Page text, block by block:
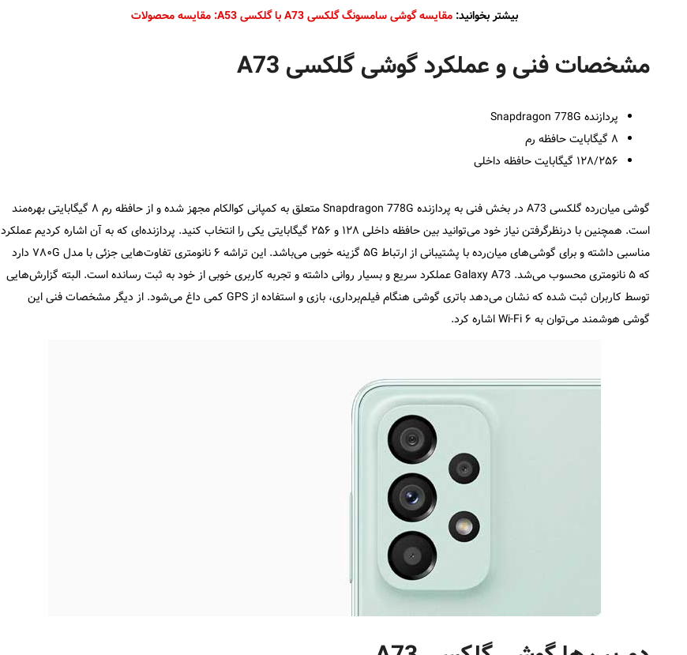
بیشتر بخوانید: مقایسه گوشی سامسونگ گلکسی A73 با گلکسی A53: مقایسه محصولات
مشخصات فنی و عملکرد گوشی گلکسی A73
پردازنده Snapdragon 778G
۸ گیگابایت حافظه رم
۱۲۸/۲۵۶ گیگابایت حافظه داخلی
گوشی میان‌رده گلکسی A73 در بخش فنی به پردازنده Snapdragon 778G متعلق به کمپانی کوالکام مجهز شده و از حافظه رم ۸ گیگابایتی بهره‌مند
است. همچنین با در‌نظرگرفتن نیاز خود می‌توانید بین حافظه داخلی ۱۲۸ و ۲۵۶ گیگابایتی یکی را انتخاب کنید. پردازنده‌ای که به آن اشاره کردیم عملکرد
مناسبی داشته و برای گوشی‌های میان‌رده‌ با پشتیبانی از ارتباط ۵G گزینه خوبی می‌باشد. این تراشه ۶ نانومتری تفاوت‌هایی جزئی با مدل ۷۸۰G دارد
که ۵ نانومتری محسوب می‌شد. Galaxy A73 عملکرد سریع و بسیار روانی داشته و تجربه کاربری خوبی از خود به ثبت رسانده است. البته گزارش‌هایی
توسط کاربران ثبت شده که نشان می‌دهد باتری گوشی هنگام فیلم‌برداری، بازی و استفاده از GPS کمی داغ می‌شود. از دیگر مشخصات فنی این
گوشی هوشمند می‌توان به ۶ Wi-Fi اشاره کرد.